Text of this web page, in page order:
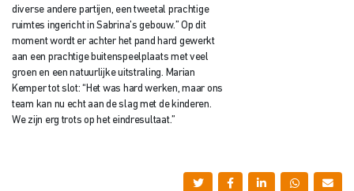
diverse andere partijen, een tweetal prachtige
ruimtes ingericht in Sabrina’s gebouw.” Op dit
moment wordt er achter het pand hard gewerkt
aan een prachtige buitenspeelplaats met veel
groen en een natuurlijke uitstraling. Marian
Kemper tot slot: “Het was hard werken, maar ons
team kan nu echt aan de slag met de kinderen.
We zijn erg trots op het eindresultaat.”